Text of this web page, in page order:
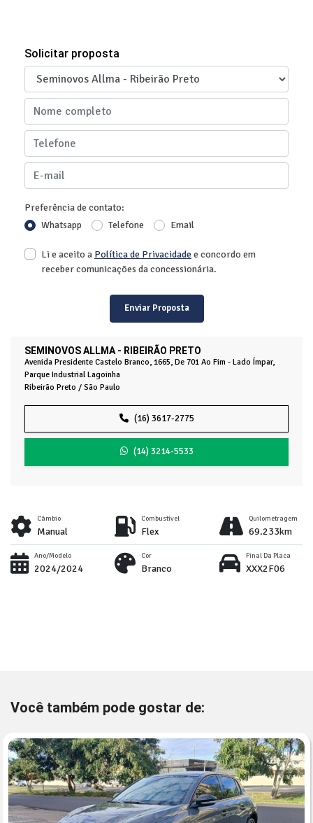
SEMINOVOS ALLMA - RIBEIRÃO PRETO
Avenida Presidente Castelo Branco, 1665, De 701 Ao Fim - Lado Ímpar,
Parque Industrial Lagoinha
Ribeirão Preto / São Paulo
(16) 3617-2775
(14) 3214-5533
Solicitar proposta
Preferência de contato:
Whatsapp
Telefone Email
Li e aceito a Política de Privacidadee concordo em
receber comunicações da concessionária.
Enviar Proposta
Câmbio
Manual
Combustível
Flex
Quilometragem
69.233km
Ano/Modelo
2024/2024
Cor
Branco
Final Da Placa
XXX2F06
Você também pode gostar de: